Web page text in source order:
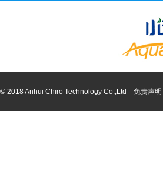
© 2018 Anhui Chiro Technology Co.,Ltd 免责声明